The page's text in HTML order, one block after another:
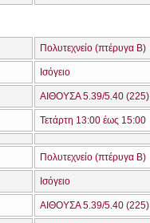
Πολυτεχνείο (πτέρυγα Β)
Ισόγειο
ΑΙΘΟΥΣΑ 5.39/5.40 (225)
Τετάρτη 13:00 έως 15:00
Πολυτεχνείο (πτέρυγα Β)
Ισόγειο
ΑΙΘΟΥΣΑ 5.39/5.40 (225)